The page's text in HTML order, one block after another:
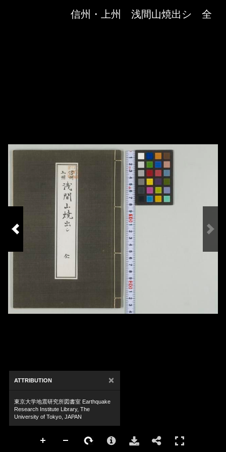
信州・上州 浅間山焼出シ 全
ATTRIBUTION ×
東京大学地震研究所図書室 Earthquake
Research Institute Library, The
University of Tokyo, JAPAN